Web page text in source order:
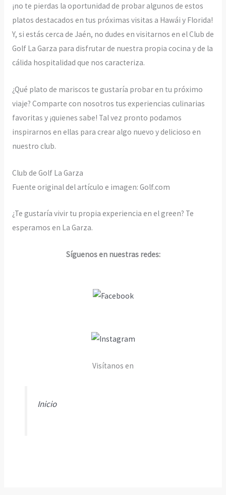
¡no te pierdas la oportunidad de probar algunos de estos
platos destacados en tus próximas visitas a Hawái y Florida!
Y, si estás cerca de Jaén, no dudes en visitarnos en el Club de
Golf La Garza para disfrutar de nuestra propia cocina y de la
cálida hospitalidad que nos caracteriza.
¿Qué plato de mariscos te gustaría probar en tu próximo
viaje? Comparte con nosotros tus experiencias culinarias
favoritas y ¡quienes sabe! Tal vez pronto podamos
inspirarnos en ellas para crear algo nuevo y delicioso en
nuestro club.
Club de Golf La Garza
Fuente original del artículo e imagen: Golf.com
¿Te gustaría vivir tu propia experiencia en el green? Te
esperamos en La Garza.
Síguenos en nuestras redes:
Visítanos en
Inicio